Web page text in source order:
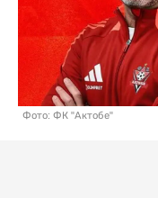
Фото: ФК "Актобе"